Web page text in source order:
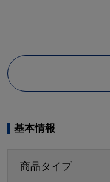
基本情報
商品タイプ